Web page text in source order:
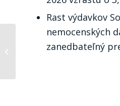
Rast výdavkov
nemocenských
zanedbateľný
74. zasadnutie